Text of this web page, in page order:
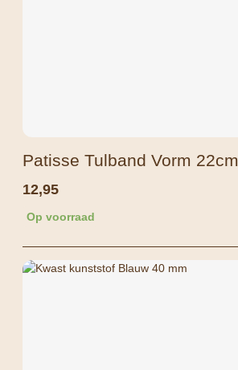
Patisse Tulband Vorm 22cm
12,95
Op voorraad